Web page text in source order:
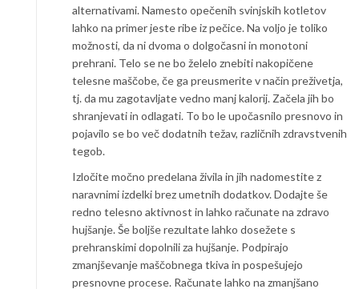
alternativami. Namesto opečenih svinjskih kotletov
lahko na primer jeste ribe iz pečice. Na voljo je toliko
možnosti, da ni dvoma o dolgočasni in monotoni
prehrani. Telo se ne bo želelo znebiti nakopičene
telesne maščobe, če ga preusmerite v način preživetja,
tj. da mu zagotavljate vedno manj kalorij. Začela jih bo
shranjevati in odlagati. To bo le upočasnilo presnovo in
pojavilo se bo več dodatnih težav, različnih zdravstvenih
tegob.
Izločite močno predelana živila in jih nadomestite z
naravnimi izdelki brez umetnih dodatkov. Dodajte še
redno telesno aktivnost in lahko računate na zdravo
hujšanje. Še boljše rezultate lahko dosežete s
prehranskimi dopolnili za hujšanje. Podpirajo
zmanjševanje maščobnega tkiva in pospešujejo
presnovne procese. Računate lahko na zmanjšano